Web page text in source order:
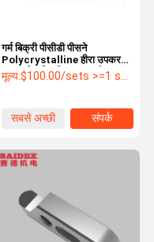
गर्म बिक्री पीसीडी पीसने
Polycrystalline हीरा उपकरण
उच्च गति एक्रिलिक चमकाने चाकू
स्टॉक में बिक्री के लिए
मूल्य:$100.00/sets >=1 sets
सबसे अच्छी
संपर्क